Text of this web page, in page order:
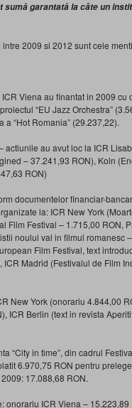
garantată la câte un
2009 si 2012 sunt cele
Viena au finantat in 2009
“EU Jazz Orchestra”
“Hot Romania” (29.237,22).
actiunile au avut loc la ICR
– 37.241,93 RON), Koln
RON)
documentelor financiar-
la: ICR New York
Film Festival – 1.715,00 RON,
noului val in filmul romanesc
Film Festival, text
Madrid (Festivalul de Film
New York (onorariu 4.844,00
ICR Berlin (text in revista
“City in time”, din cadrul
6.970,75 RON pentru
17.088,68 RON.
onorariu ICR Viena –